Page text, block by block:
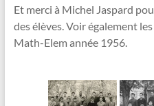
Et merci à Michel Jaspard
des élèves. Voir également
Math-Elem année 1956.